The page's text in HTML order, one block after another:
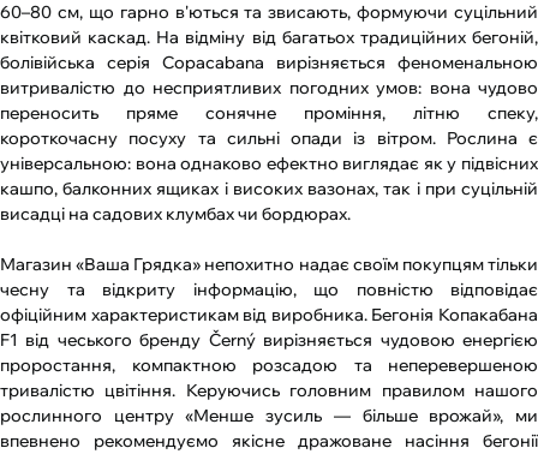
60–80 см, що гарно в'ються та звисають, формуючи суцільний
квітковий каскад. На відміну від багатьох традиційних бегоній,
болівійська серія Copacabana вирізняється феноменальною
витривалістю до несприятливих погодних умов: вона чудово
переносить пряме сонячне проміння, літню спеку,
короткочасну посуху та сильні опади із вітром. Рослина є
універсальною: вона однаково ефектно виглядає як у підвісних
кашпо, балконних ящиках і високих вазонах, так і при суцільній
висадці на садових клумбах чи бордюрах.
Магазин «Ваша Грядка» непохитно надає своїм покупцям тільки
чесну та відкриту інформацію, що повністю відповідає
офіційним характеристикам від виробника. Бегонія Копакабана
F1 від чеського бренду Černý вирізняється чудовою енергією
проростання, компактною розсадою та неперевершеною
тривалістю цвітіння. Керуючись головним правилом нашого
рослинного центру «Менше зусиль — більше врожай», ми
впевнено рекомендуємо якісне дражоване насіння бегонії